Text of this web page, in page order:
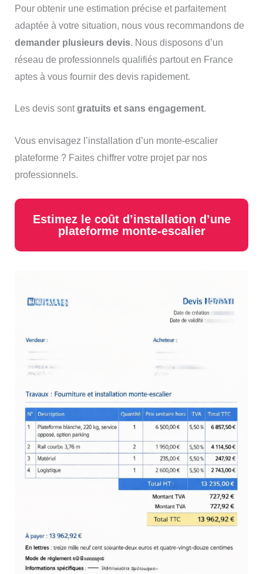
Pour obtenir une estimation précise et parfaitement
adaptée à votre situation, nous vous recommandons de
demander plusieurs devis. Nous disposons d’un
réseau de professionnels qualifiés partout en France
aptes à vous fournir des devis rapidement.
Les devis sontgratuits et sans engagement.
Vous envisagez l’installation d’un monte-escalier
plateforme ? Faites chiffrer votre projet par nos
professionnels.
Estimez le coût d’installation d’une
plateforme monte-escalier